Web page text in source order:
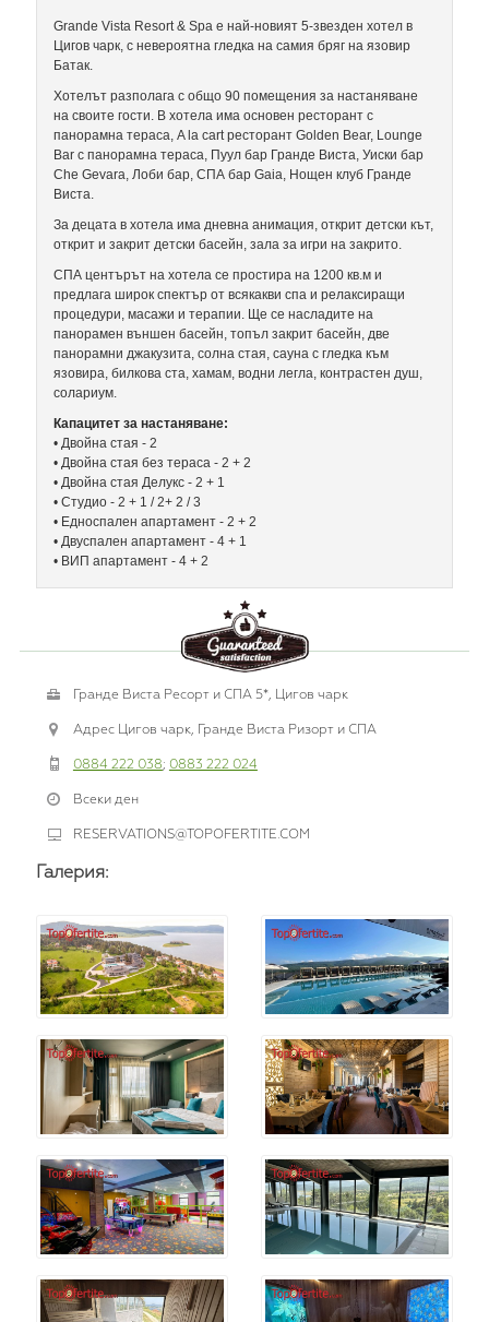
Grande Vista Resort & Spa е най-новият 5-звезден хотел в
Цигов чарк, с невероятна гледка на самия бряг на язовир
Батак.
Хотелът разполага с общо 90 помещения за настаняване
на своите гости. В хотела има основен ресторант с
панорамна тераса, A la cart ресторант Golden Вear, Lounge
Bar с панорамна тераса, Пуул бар Гранде Виста, Уиски бар
Che Gevara, Лоби бар, СПА бар Gaia, Нощен клуб Гранде
Виста.
За децата в хотела има дневна анимация, открит детски кът,
открит и закрит детски басейн, зала за игри на закрито.
СПА центърът на хотела се простира на 1200 кв.м и
предлага широк спектър от всякакви спа и релаксиращи
процедури, масажи и терапии. Ще се насладите на
панорамен външен басейн, топъл закрит басейн, две
панорамни джакузита, солна стая, сауна с гледка към
язовира, билкова ста, хамам, водни легла, контрастен душ,
солариум.
Капацитет за настаняване:
• Двойна стая - 2
• Двойна стая без тераса - 2 + 2
• Двойна стая Делукс - 2 + 1
• Студио - 2 + 1 / 2+ 2 / 3
• Едноспален апартамент - 2 + 2
• Двуспален апартамент - 4 + 1
• ВИП апартамент - 4 + 2
Гранде Виста Ресорт и СПА 5*, Цигов чарк
Адрес Цигов чарк, Гранде Виста Ризорт и СПА
0884 222 038; 0883 222 024
Всеки ден
RESERVATIONS@TOPOFERTITE.COM
Галерия: